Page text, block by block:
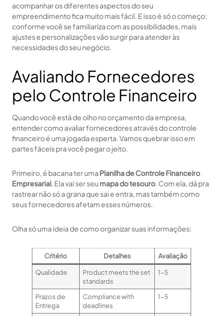
acompanhar os diferentes aspectos do seu
empreendimento fica muito mais fácil. E isso é só o começo;
conforme você se familiariza com as possibilidades, mais
ajustes e personalizações vão surgir para atender às
necessidades do seu negócio.
Avaliando Fornecedores
pelo Controle Financeiro
Quando você está de olho no orçamento da empresa,
entender como avaliar fornecedores através do controle
financeiro é uma jogada esperta. Vamos quebrar isso em
partes fáceis pra você pegar o jeito.
Primeiro, é bacana ter uma Planilha de Controle Financeiro
Empresarial. Ela vai ser seu mapa do tesouro. Com ela, dá pra
rastrear não só a grana que sai e entra, mas também como
seus fornecedores afetam esses números.
Olha só uma ideia de como organizar suas informações:
Critério Detalhes Avaliação
Qualidade
Product meets the set
standards
1-5
Prazos de
Entrega
Compliance with
deadlines
1-5